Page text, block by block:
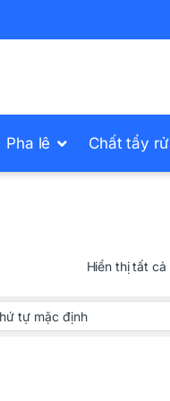
Pha lê Chất tẩy
Hiển thị tất